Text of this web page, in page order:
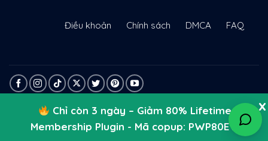
Chỉ còn 3 ngày – Giảm 80% Lifetime
Membership Plugin - Mã copup: PWP80EY
FAQ
DMCA
Chính sách
Điều khoản